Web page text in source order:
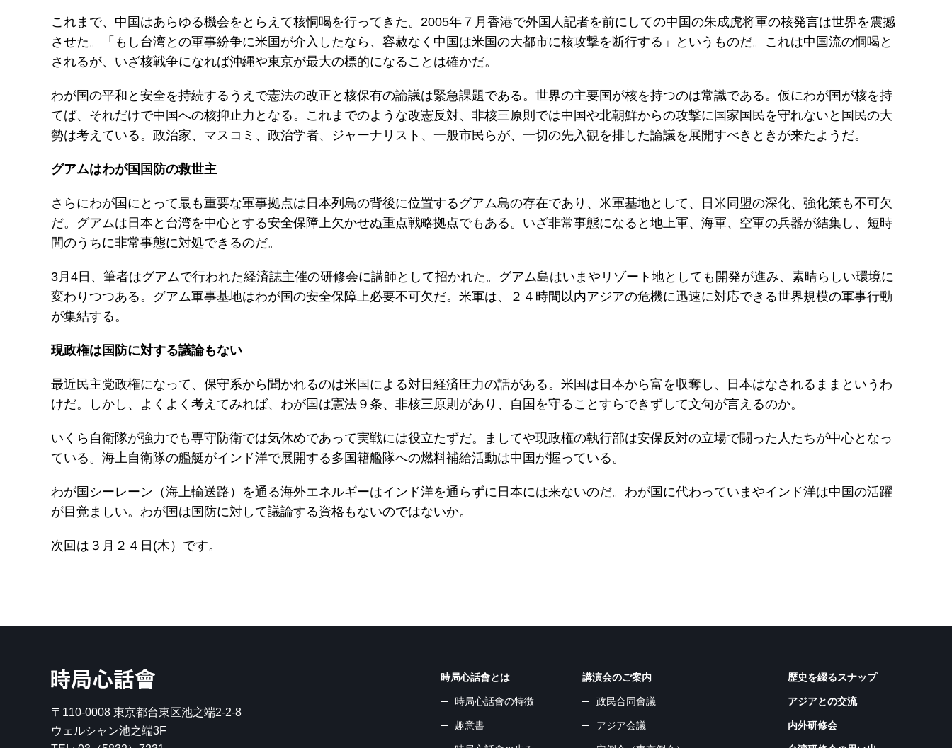
これまで、中国はあらゆる機会をとらえて核恫喝を行ってきた。2005年７月香港で外国人記者を前にしての中国の朱成虎将軍の核発言は世界を震撼
させた。「もし台湾との軍事紛争に米国が介入したなら、容赦なく中国は米国の大都市に核攻撃を断行する」というものだ。これは中国流の恫喝と
されるが、いざ核戦争になれば沖縄や東京が最大の標的になることは確かだ。
わが国の平和と安全を持続するうえで憲法の改正と核保有の論議は緊急課題である。世界の主要国が核を持つのは常識である。仮にわが国が核を持
てば、それだけで中国への核抑止力となる。これまでのような改憲反対、非核三原則では中国や北朝鮮からの攻撃に国家国民を守れないと国民の大
勢は考えている。政治家、マスコミ、政治学者、ジャーナリスト、一般市民らが、一切の先入観を排した論議を展開すべきときが来たようだ。
グアムはわが国国防の救世主
さらにわが国にとって最も重要な軍事拠点は日本列島の背後に位置するグアム島の存在であり、米軍基地として、日米同盟の深化、強化策も不可欠
だ。グアムは日本と台湾を中心とする安全保障上欠かせぬ重点戦略拠点でもある。いざ非常事態になると地上軍、海軍、空軍の兵器が結集し、短時
間のうちに非常事態に対処できるのだ。
3月4日、筆者はグアムで行われた経済誌主催の研修会に講師として招かれた。グアム島はいまやリゾート地としても開発が進み、素晴らしい環境に
変わりつつある。グアム軍事基地はわが国の安全保障上必要不可欠だ。米軍は、２４時間以内アジアの危機に迅速に対応できる世界規模の軍事行動
が集結する。
現政権は国防に対する議論もない
最近民主党政権になって、保守系から聞かれるのは米国による対日経済圧力の話がある。米国は日本から富を収奪し、日本はなされるままというわ
けだ。しかし、よくよく考えてみれば、わが国は憲法９条、非核三原則があり、自国を守ることすらできずして文句が言えるのか。
いくら自衛隊が強力でも専守防衛では気休めであって実戦には役立たずだ。ましてや現政権の執行部は安保反対の立場で闘った人たちが中心となっ
ている。海上自衛隊の艦艇がインド洋で展開する多国籍艦隊への燃料補給活動は中国が握っている。
わが国シーレーン（海上輸送路）を通る海外エネルギーはインド洋を通らずに日本には来ないのだ。わが国に代わっていまやインド洋は中国の活躍
が目覚ましい。わが国は国防に対して議論する資格もないのではないか。
次回は３月２４日(木）です。
〒110-0008 東京都台東区池之端2-2-8
ウェルシャン池之端3F
時局心話會とは
時局心話會の特徴
趣意書
講演会のご案内
政民合同會議
アジア会議
歴史を綴るスナップ
アジアとの交流
内外研修会